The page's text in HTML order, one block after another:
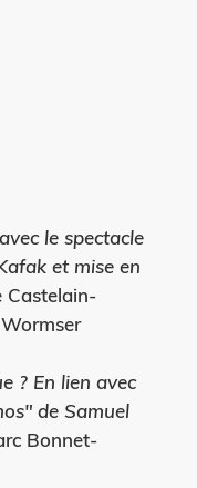
le spectacle
et mise en
Castelain-
? En lien avec
de Samuel
Bonnet-